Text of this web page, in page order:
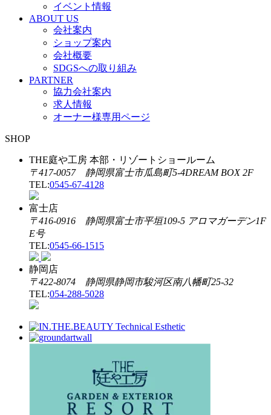
イベント情報
ABOUT US
会社案内
ショップ案内
会社概要
SDGSへの取り組み
PARTNER
協力会社案内
求人情報
オーナー様専用ページ
SHOP
THE庭や工房 本部・リゾートショールーム
〒417-0057 静岡県富士市瓜島町5-4DREAM BOX 2F
TEL:0545-67-4128
富士店
〒416-0916 静岡県富士市平垣109-5 アロマガーデン1F
E号
TEL:0545-66-1515
静岡店
〒422-8074 静岡県静岡市駿河区南八幡町25-32
TEL:054-288-5028